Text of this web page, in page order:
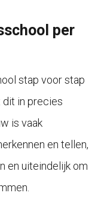
per
stap voor stap
dit in precies
is vaak
en tellen,
en uiteindelijk om